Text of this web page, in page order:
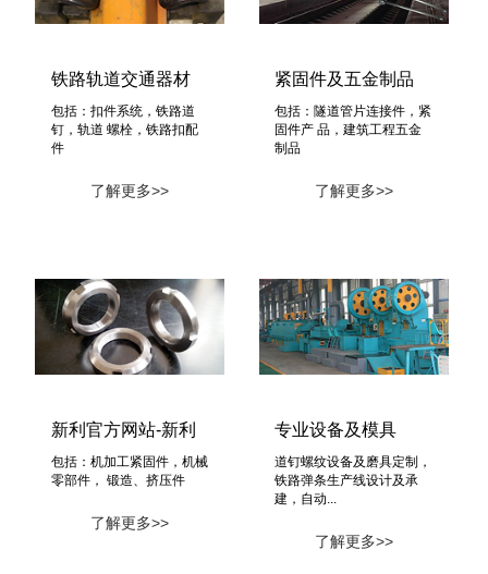
铁路轨道交通器材
包括：扣件系统，铁路道
钉，轨道 螺栓，铁路扣配
件
了解更多>>
紧固件及五金制品
包括：隧道管片连接件，紧
固件产 品，建筑工程五金
制品
了解更多>>
新利官方网站-新利
包括：机加工紧固件，机械
零部件， 锻造、挤压件
了解更多>>
专业设备及模具
道钉螺纹设备及磨具定制，
铁路弹条生产线设计及承
建，自动...
了解更多>>